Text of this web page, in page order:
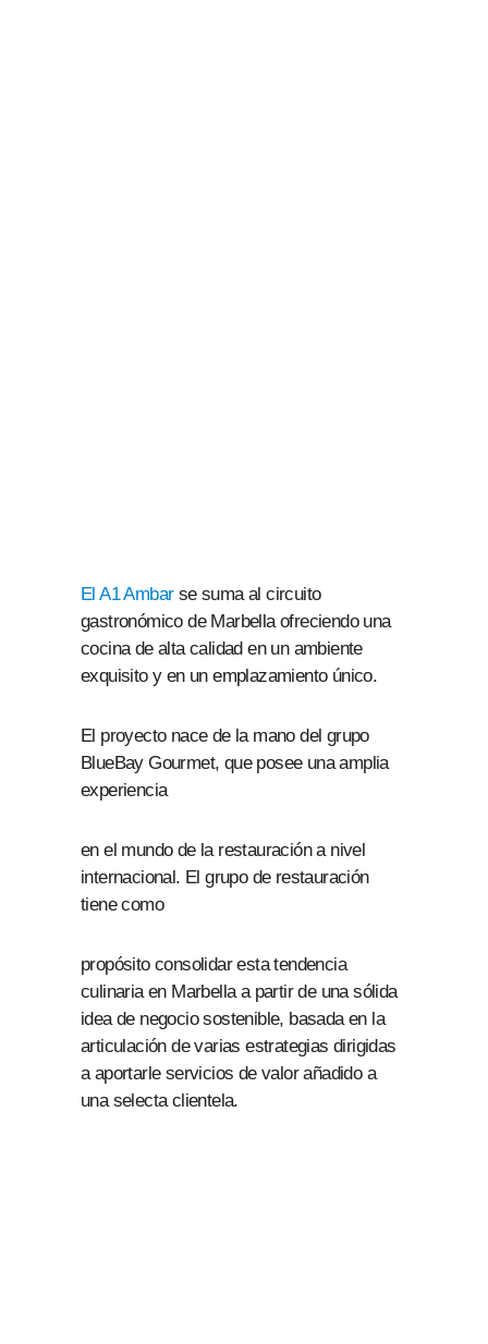
El A1 Ambarse suma al circuito
gastronómico de Marbella ofreciendo una
cocina de alta calidad en un ambiente
exquisito y en un emplazamiento único.
El proyecto nace de la mano del grupo
BlueBay Gourmet, que posee una amplia
experiencia
en el mundo de la restauración a nivel
internacional. El grupo de restauración
tiene como
propósito consolidar esta tendencia
culinaria en Marbella a partir de una sólida
idea de negocio sostenible, basada en la
articulación de varias estrategias dirigidas
a aportarle servicios de valor añadido a
una selecta clientela.